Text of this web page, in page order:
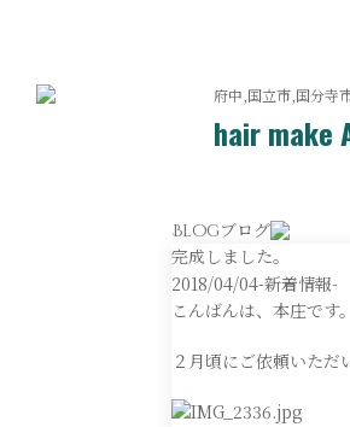
府中,国立市,国分寺
hair make
Blogブログ
完成しました。
2018/04/04-新着情報-
こんばんは、本庄です。
２月頃にご依頼いただ